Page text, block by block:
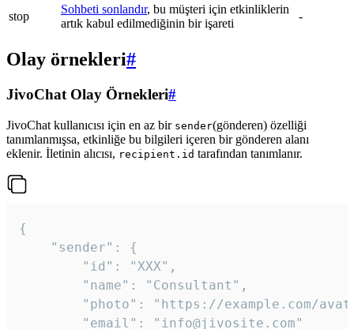
stop
Sohbeti sonlandır, bu müşteri için etkinliklerin
artık kabul edilmediğinin bir işareti
-
Olay örnekleri#
JivoChat Olay Örnekleri#
JivoChat kullanıcısı için en az bir sender(gönderen) özelliği
tanımlanmışsa, etkinliğe bu bilgileri içeren bir gönderen alanı
eklenir. İletinin alıcısı, recipient.id tarafından tanımlanır.
{